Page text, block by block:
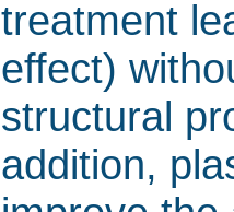
treatment
effect)
structural
addition,